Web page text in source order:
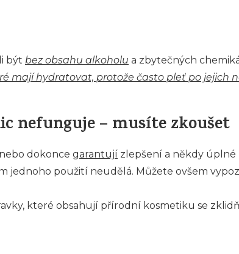
být bez obsahu alkoholu a zbytečných
mají hydratovat, protože často pleť po jejich
nefunguje – musíte zkoušet
dokonce garantují zlepšení a někdy
jednoho použití neudělá. Můžete ovšem
které obsahují přírodní kosmetiku se